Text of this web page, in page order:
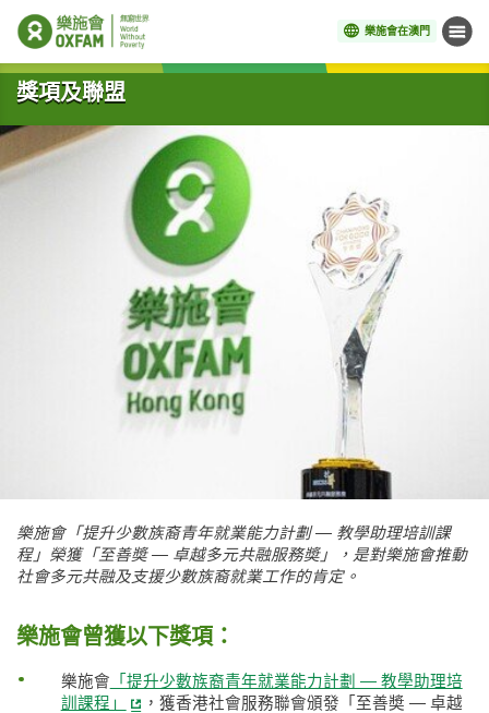
樂施會在澳門 目錄
開始主要內容
獎項及聯盟
樂施會「提升少數族裔青年就業能力計劃 — 教學助理培訓課
程」榮獲「至善奬 — 卓越多元共融服務奬」，是對樂施會推動
社會多元共融及支援少數族裔就業工作的肯定。
樂施會曾獲以下獎項：
樂施會 「提升少數族裔青年就業能力計劃 — 教學助理培
訓課程」
，獲香港社會服務聯會頒發「至善奬 — 卓越